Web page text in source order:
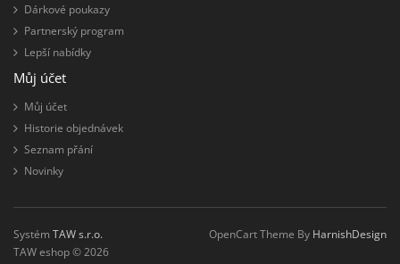
Dárkové poukazy
Partnerský program
Lepší nabídky
Můj účet
Můj účet
Historie objednávek
Seznam přání
Novinky
Systém TAW s.r.o.
TAW eshop © 2026
OpenCart Theme By HarnishDesign